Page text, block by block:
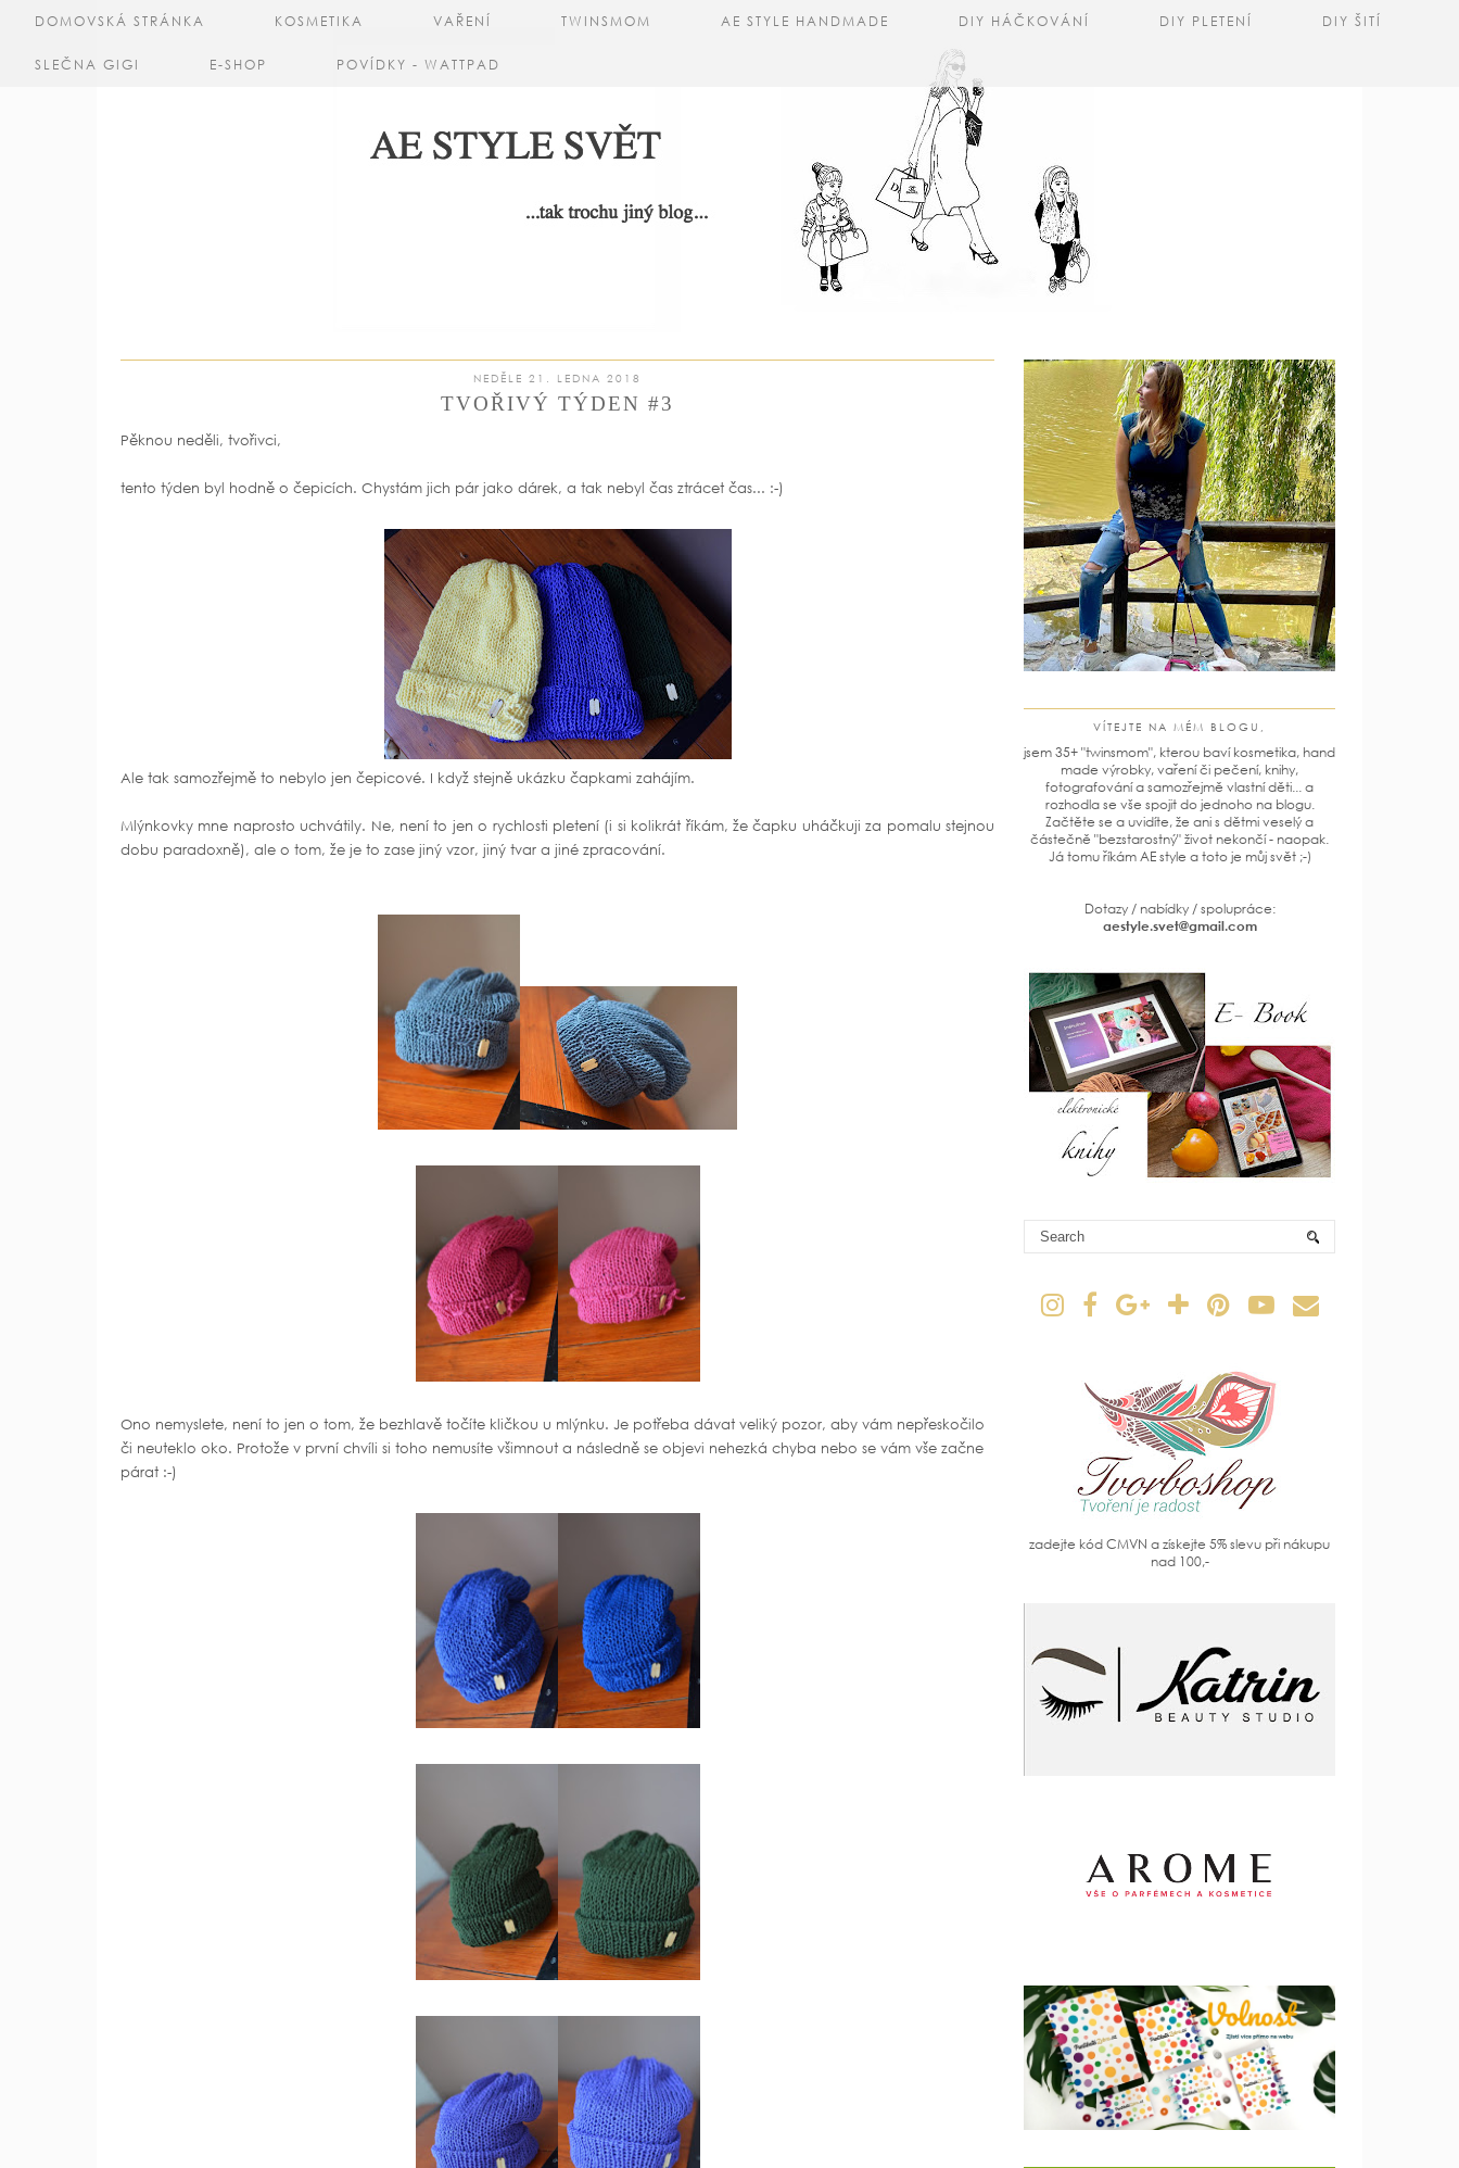
DOMOVSKÁ STRÁNKA KOSMETIKA VAŘENÍ TWINSMOM AE STYLE HANDMADE DIY HÁČKOVÁNÍ DIY PLETENÍ DIY ŠITÍ
SLEČNA GIGI E-SHOP POVÍDKY - WATTPAD
NEDĚLE 21. LEDNA 2018
TVOŘIVÝ TÝDEN #3
Pěknou neděli, tvořivci,
tento týden byl hodně o čepicích. Chystám jich pár jako dárek, a tak nebyl čas ztrácet čas... :-)
Ale tak samozřejmě to nebylo jen čepicové. I když stejně ukázku čapkami zahájím.
Mlýnkovky mne naprosto uchvátily. Ne, není to jen o rychlosti pletení (i si kolikrát říkám, že čapku uháčkuji za pomalu stejnou
dobu paradoxně), ale o tom, že je to zase jiný vzor, jiný tvar a jiné zpracování.
Ono nemyslete, není to jen o tom, že bezhlavě točíte kličkou u mlýnku. Je potřeba dávat veliký pozor, aby vám nepřeskočilo
či neuteklo oko. Protože v první chvíli si toho nemusíte všimnout a následně se objevi nehezká chyba nebo se vám vše začne
párat :-)
VÍTEJTE NA MÉM BLOGU,
jsem 35+ "twinsmom", kterou baví kosmetika, hand
made výrobky, vaření či pečení, knihy,
fotografování a samozřejmě vlastní děti... a
rozhodla se vše spojit do jednoho na blogu.
Začtěte se a uvidíte, že ani s dětmi veselý a
částečně "bezstarostný" život nekončí - naopak.
Já tomu říkám AE style a toto je můj svět ;-)
Dotazy / nabídky / spolupráce:
aestyle.svet@gmail.com
zadejte kód CMVN a získejte 5% slevu při nákupu
nad 100,-